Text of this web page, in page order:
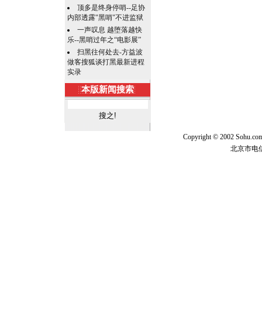
顶多是终身停哨--足协
内部透露"黑哨"不进监狱
一声叹息 越堕落越快
乐--黑哨过年之“电影展”
扫黑往何处去-方益波
做客搜狐谈打黑最新进程
实录
本版新闻搜索
Copyright © 2002
北京市电